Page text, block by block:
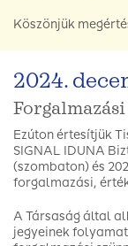
Köszönjük
2024.
Ezúton értesítjük
SIGNAL IDUNA
(szombaton) és
forgalmazási,
A Társaság által
jegyeinek